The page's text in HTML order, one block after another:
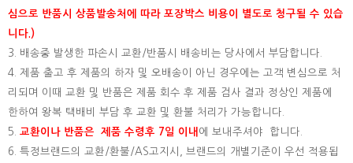
심으로 반품시 상품발송처에 따라 포장박스 비용이 별도로 청구될 수 있습
니다.)
3. 배송중 발생한 파손시 교환/반품시 배송비는 당사에서 부담합니다.
4. 제품 출고 후 제품의 하자 및 오배송이 아닌 경우에는 고객 변심으로 처
리되며 이때 교환 및 반품은 제품 회수 후 제품 검사 결과 정상인 제품에
한하여 왕복 택배비 부담 후 교환 및 환불 처리가 가능합니다.
5. 교환이나 반품은 제품 수령후 7일 이내 에 보내주셔야 합니다.
6. 특정브랜드의 교환/환불/AS고지시, 브랜드의 개별기준이 우선 적용됩